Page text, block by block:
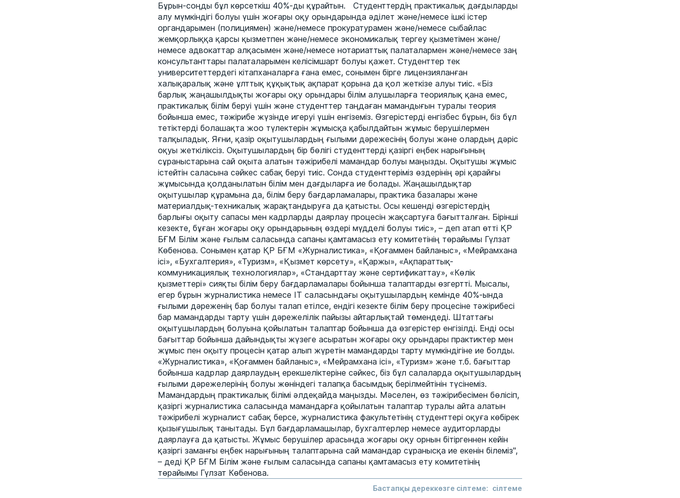
Бұрын-соңды бұл көрсеткіш 40%-ды құрайтын. Студенттердің практикалық дағдыларды
алу мүмкіндігі болуы үшін жоғары оқу орындарында әділет және/немесе ішкі істер
органдарымен (полициямен) және/немесе прокуратурамен және/немесе сыбайлас
жемқорлыққа қарсы қызметпен және/немесе экономикалық тергеу қызметімен және/
немесе адвокаттар алқасымен және/немесе нотариаттық палаталармен және/немесе заң
консультанттары палаталарымен келісімшарт болуы қажет. Студенттер тек
университеттердегі кітапханаларға ғана емес, сонымен бірге лицензияланған
халықаралық және ұлттық құқықтық ақпарат қорына да қол жеткізе алуы тиіс. «Біз
барлық жаңашылдықты жоғары оқу орындары білім алушыларға теориялық қана емес,
практикалық білім беруі үшін және студенттер таңдаған мамандығын туралы теория
бойынша емес, тәжірибе жүзінде игеруі үшін енгіземіз. Өзгерістерді енгізбес бұрын, біз бұл
тетіктерді болашақта жоо түлектерін жұмысқа қабылдайтын жұмыс берушілермен
талқыладық. Яғни, қазір оқытушылардың ғылыми дәрежесінің болуы және олардың дәріс
оқуы жеткіліксіз. Оқытушылардың бір бөлігі студенттерді қазіргі еңбек нарығының
сұраныстарына сай оқыта алатын тәжірибелі мамандар болуы маңызды. Оқытушы жұмыс
істейтін саласына сәйкес сабақ беруі тиіс. Сонда студенттеріміз өздерінің әрі қарайғы
жұмысында қолданылатын білім мен дағдыларға ие болады. Жаңашылдықтар
оқытушылар құрамына да, білім беру бағдарламалары, практика базалары және
материалдық-техникалық жарақтандыруға да қатысты. Осы кешенді өзгерістердің
барлығы оқыту сапасы мен кадрларды даярлау процесін жақсартуға бағытталған. Бірінші
кезекте, бұған жоғары оқу орындарының өздері мүдделі болуы тиіс», – деп атап өтті ҚР
БҒМ Білім және ғылым саласында сапаны қамтамасыз ету комитетінің төрайымы Гүлзат
Көбенова. Сонымен қатар ҚР БҒМ «Журналистика», «Қоғаммен байланыс», «Мейрамхана
ісі», «Бухгалтерия», «Туризм», «Қызмет көрсету», «Қаржы», «Ақпараттық-
коммуникациялық технологиялар», «Стандарттау және сертификаттау», «Көлік
қызметтері» сияқты білім беру бағдарламалары бойынша талаптарды өзгертті. Мысалы,
егер бұрын журналистика немесе IT саласындағы оқытушылардың кемінде 40%-ында
ғылыми дәреженің бар болуы талап етілсе, ендігі кезекте білім беру процесіне тәжірибесі
бар мамандарды тарту үшін дәрежелілік пайызы айтарлықтай төмендеді. Штаттағы
оқытушылардың болуына қойылатын талаптар бойынша да өзгерістер енгізілді. Енді осы
бағыттар бойынша дайындықты жүзеге асыратын жоғары оқу орындары практиктер мен
жұмыс пен оқыту процесін қатар алып жүретін мамандарды тарту мүмкіндігіне ие болды.
«Журналистика», «Қоғаммен байланыс», «Мейрамхана ісі», «Туризм» және т.б. бағыттар
бойынша кадрлар даярлаудың ерекшеліктеріне сәйкес, біз бұл салаларда оқытушылардың
ғылыми дәрежелерінің болуы жөніндегі талапқа басымдық берілмейтінін түсінеміз.
Мамандардың практикалық білімі әлдеқайда маңызды. Мәселен, өз тәжірибесімен бөлісіп,
қазіргі журналистика саласында мамандарға қойылатын талаптар туралы айта алатын
тәжірибелі журналист сабақ берсе, журналистика факультетінің студенттері оқуға көбірек
қызығушылық танытады. Бұл бағдарламашылар, бухгалтерлер немесе аудиторларды
даярлауға да қатысты. Жұмыс берушілер арасында жоғары оқу орнын бітіргеннен кейін
қазіргі заманғы еңбек нарығының талаптарына сай мамандар сұранысқа ие екенін білеміз",
– деді ҚР БҒМ Білім және ғылым саласында сапаны қамтамасыз ету комитетінің
төрайымы Гүлзат Көбенова.
Бастапқы дереккөзге сілтеме: сілтеме